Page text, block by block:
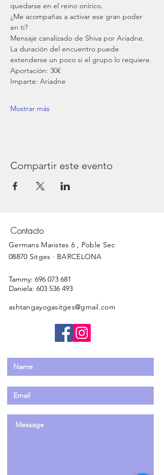
quedarse en el reino onírico.
¿Me acompañas a activar ese gran poder
en ti?
Mensaje canalizado de Shiva por Ariadne.
La duración del encuentro puede
extenderse un poco si el grupo lo requiere.
Aportación: 30€
Imparte: Ariadne
Mostrar más
Compartir este evento
Contacto
Germans Maristes 6 , Poble Sec
08870 Sitges · BARCELONA
Tammy: 696 073 681
Daniela: 603 536 493
ashtangayogasitges@gmail.com